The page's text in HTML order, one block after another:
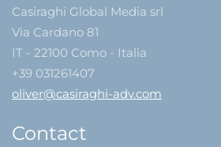
Casiraghi Global Media srl
Via Cardano 81
IT - 22100 Como - Italia
+39 031261407
oliver@casiraghi-adv.com
Contact